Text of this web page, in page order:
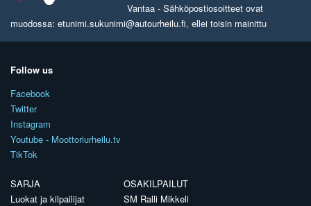
Vantaa - Sähköpostiosoitteet ovat
muodossa: etunimi.sukunimi@autourheilu.fi, ellei toisin mainittu
Follow us
Facebook
Twitter
Instagram
Youtube - Moottoriurheilu.tv
TikTok
SARJA
Luokat ja kilpailijat
OSAKILPAILUT
SM Ralli Mikkeli